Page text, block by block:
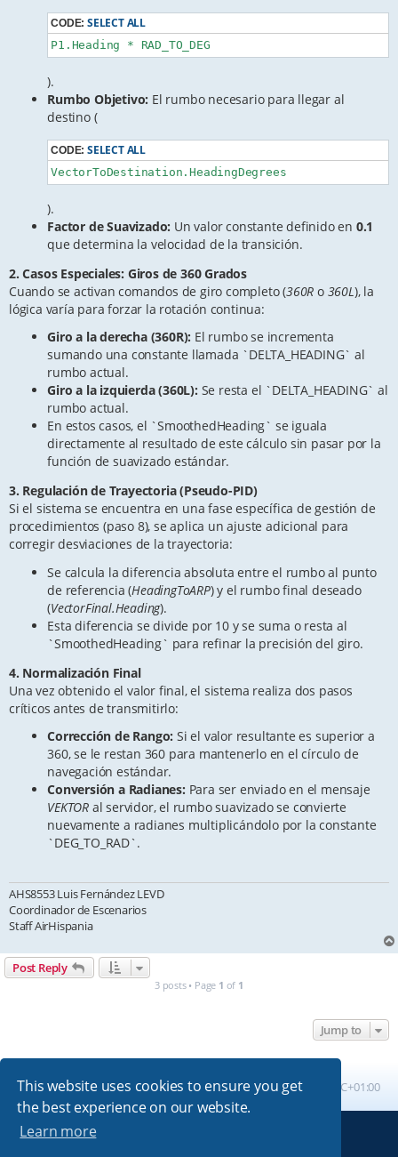
This website uses cookies to ensure you get
the best experience on our website.
Learn more
CODE: SELECT ALL
P1.Heading * RAD_TO_DEG
).
Rumbo Objetivo: El rumbo necesario para llegar al
destino (
CODE: SELECT ALL
VectorToDestination.HeadingDegrees
).
Factor de Suavizado: Un valor constante definido en 0.1
que determina la velocidad de la transición.
2. Casos Especiales: Giros de 360 Grados
Cuando se activan comandos de giro completo (360R o 360L), la
lógica varía para forzar la rotación continua:
Giro a la derecha (360R): El rumbo se incrementa
sumando una constante llamada `DELTA_HEADING` al
rumbo actual.
Giro a la izquierda (360L): Se resta el `DELTA_HEADING` al
rumbo actual.
En estos casos, el `SmoothedHeading` se iguala
directamente al resultado de este cálculo sin pasar por la
función de suavizado estándar.
3. Regulación de Trayectoria (Pseudo-PID)
Si el sistema se encuentra en una fase específica de gestión de
procedimientos (paso 8), se aplica un ajuste adicional para
corregir desviaciones de la trayectoria:
Se calcula la diferencia absoluta entre el rumbo al punto
de referencia (HeadingToARP) y el rumbo final deseado
(VectorFinal.Heading).
Esta diferencia se divide por 10 y se suma o resta al
`SmoothedHeading` para refinar la precisión del giro.
4. Normalización Final
Una vez obtenido el valor final, el sistema realiza dos pasos
críticos antes de transmitirlo:
Corrección de Rango: Si el valor resultante es superior a
360, se le restan 360 para mantenerlo en el círculo de
navegación estándar.
Conversión a Radianes: Para ser enviado en el mensaje
VEKTOR al servidor, el rumbo suavizado se convierte
nuevamente a radianes multiplicándolo por la constante
`DEG_TO_RAD`.
AHS8553 Luis Fernández LEVD
Coordinador de Escenarios
Staff AirHispania
Post Reply
3 posts • Page 1 of 1
Jump to
Board index All times are UTC+01:00